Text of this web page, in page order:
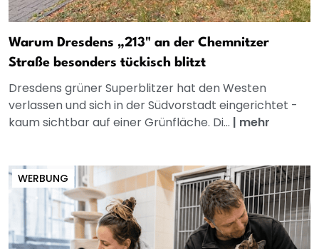
Warum Dresdens „213" an der Chemnitzer
Straße besonders tückisch blitzt
Dresdens grüner Superblitzer hat den Westen
verlassen und sich in der Südvorstadt eingerichtet -
kaum sichtbar auf einer Grünfläche. Di... | mehr
WERBUNG